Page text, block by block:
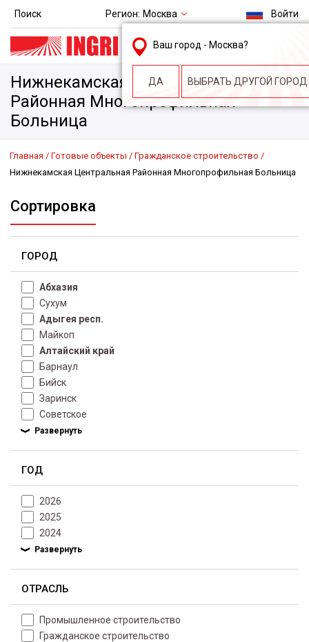
Поиск Регион: Москва
Ваш город - Москва?
ДА ВЫБРАТЬ ДРУГОЙ ГОРОД
Войти
msk@ingri.ru
пн. – пт.: 9.00-18.00
Нижнекамская Центральная
Районная Многопрофильная
Больница
Главная Готовые объекты
Гражданское строительство
Нижнекамская Центральная Районная Многопрофильная Больница
Сортировка
ГОРОД
Абхазия
Сухум
Адыгея респ.
Майкоп
Алтайский край
Барнаул
Бийск
Заринск
Советское
ГОД
2026
2025
2024
ОТРАСЛЬ
Промышленное строительство
Гражданское строительство